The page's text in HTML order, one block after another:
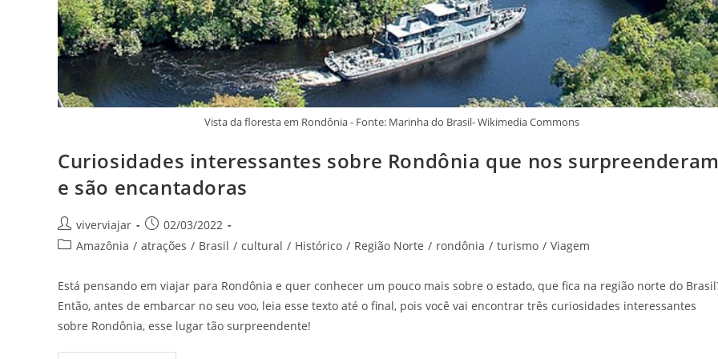
Vista da floresta em Rondônia - Fonte: Marinha do Brasil- Wikimedia Commons
Curiosidades interessantes sobre Rondônia que nos
e são encantadoras
Autor
do
viverviajar
Post
publicado:
02/03/2022
Categoria
post:
Amazônia / atrações / Brasil / cultural / Histórico / Região Norte / rondônia / turismo / Viagem
Está pensando em viajar para Rondônia e quer conhecer um pouco mais sobre o estado, que fica na região norte do
Então, antes de embarcar no seu voo, leia esse texto até o final, pois você vai encontrar três curiosidades interessantes
sobre Rondônia, esse lugar tão surpreendente!